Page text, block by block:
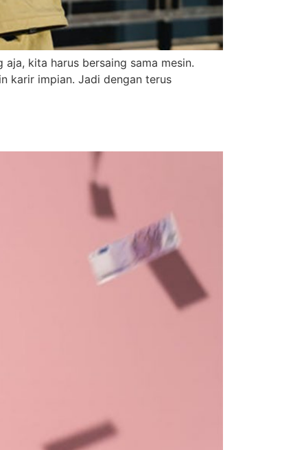
kita harus bersaing sama mesin.
karir impian. Jadi dengan terus